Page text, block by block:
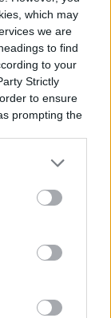
which may
we are
to find
to your
Strictly
to ensure
prompting the
el
y Head of
SEO…